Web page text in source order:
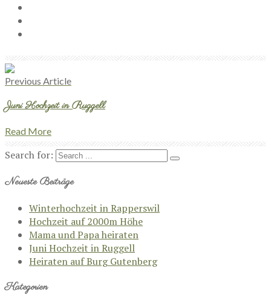
Previous Article
Juni Hochzeit in Ruggell
Read More
Search for:
Neueste Beiträge
Winterhochzeit in Rapperswil
Hochzeit auf 2000m Höhe
Mama und Papa heiraten
Juni Hochzeit in Ruggell
Heiraten auf Burg Gutenberg
Kategorien